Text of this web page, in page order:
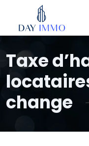
Taxe
change